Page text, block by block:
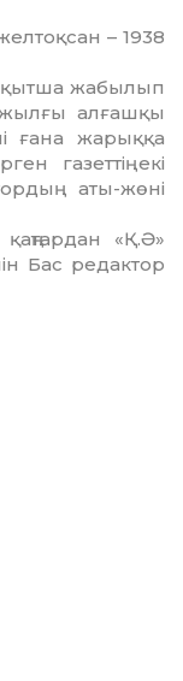
– 1938
жабылып
алғашқы
ғана жарыққа
газеттің екі
аты-жөні
«Қ.Ә»
Бас редактор